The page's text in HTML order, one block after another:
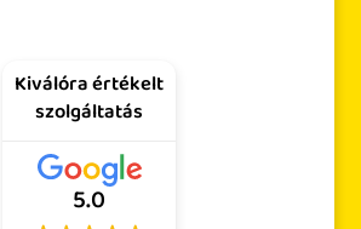
Kiválóra értékelt
szolgáltatás
5.0